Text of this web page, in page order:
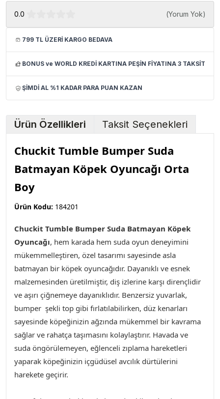
0.0 (Yorum Yok)
799 TL ÜZERİ KARGO BEDAVA
BONUS ve WORLD KREDİ KARTINA PEŞİN FİYATINA 3 TAKSİT
ŞİMDİ AL %1 KADAR PARA PUAN KAZAN
Ürün Özellikleri Taksit Seçenekleri
Chuckit Tumble Bumper Suda
Batmayan Köpek Oyuncağı Orta
Boy
Ürün Kodu: 184201
Chuckit Tumble Bumper Suda Batmayan Köpek
Oyuncağı, hem karada hem suda oyun deneyimini
mükemmelleştiren, özel tasarımı sayesinde asla
batmayan bir köpek oyuncağıdır. Dayanıklı ve esnek
malzemesinden üretilmiştir, diş izlerine karşı dirençlidir
ve aşırı çiğnemeye dayanıklıdır. Benzersiz yuvarlak,
bumper şekli top gibi fırlatılabilirken, düz kenarları
sayesinde köpeğinizin ağzında mükemmel bir kavrama
sağlar ve rahatça taşımasını kolaylaştırır. Havada ve
suda öngörülemeyen, eğlenceli zıplama hareketleri
yaparak köpeğinizin içgüdüsel avcılık dürtülerini
harekete geçirir.